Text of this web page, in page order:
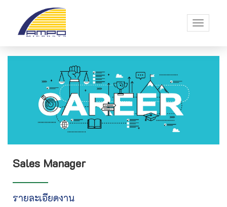
Toggle
Sales Manager
รายละเอียดงาน